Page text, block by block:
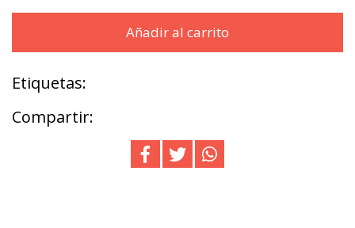
Añadir al carrito
Etiquetas:
Compartir: